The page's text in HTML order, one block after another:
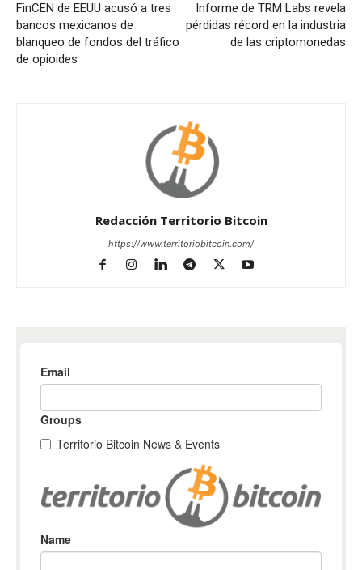
FinCEN de EEUU acusó a tres
bancos mexicanos de
blanqueo de fondos del tráfico
de opioides
Informe de TRM Labs revela
pérdidas récord en la industria
de las criptomonedas
Redacción Territorio Bitcoin
https://www.territoriobitcoin.com/